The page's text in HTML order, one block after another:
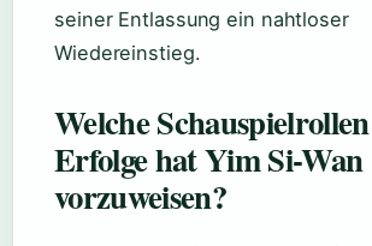
seiner Entlassung ein nahtloser
Wiedereinstieg.
Welche
Erfolge hat Yim Si-Wan
vorzuweisen?